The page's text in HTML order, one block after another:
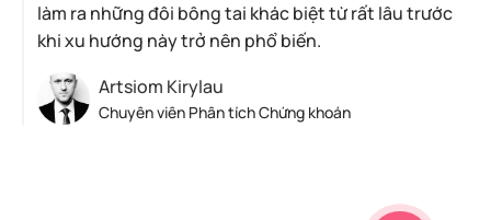
làm ra những đôi bông tai khác biệt từ rất lâu trước
khi xu hướng này trở nên phổ biến.
Artsiom Kirylau
Chuyên viên Phân tích Chứng khoán